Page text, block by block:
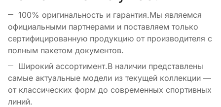
100% оригинальность и гарантия.Мы являемся
официальными партнерами и поставляем только
сертифицированную продукцию от производителя с
полным пакетом документов.
Широкий ассортимент.В наличии представлены
самые актуальные модели из текущей коллекции —
от классических форм до современных спортивных
линий.